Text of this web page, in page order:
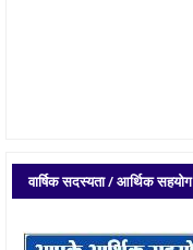
वार्षिक सदस्यता / आर्थिक सहयोग